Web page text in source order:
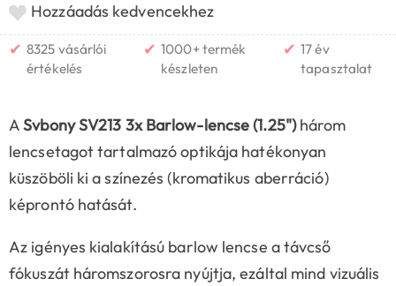
Hozzáadás kedvencekhez
✔ 8325 vásárlói
értékelés
✔ 1000+ termék
készleten
✔ 17 év
tapasztalat
ASvbony SV213 3x Barlow-lencse (1.25")három
lencsetagot tartalmazó optikája hatékonyan
küszöböli ki a színezés (kromatikus aberráció)
képrontó hatását.
Az igényes kialakítású barlow lencse a távcső
fókuszát háromszorosra nyújtja, ezáltal mind vizuális